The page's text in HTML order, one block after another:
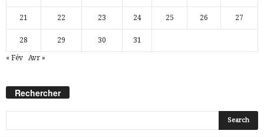
21 22 23 24 25 26 27
28 29 30 31
« Fév Avr »
Rechercher